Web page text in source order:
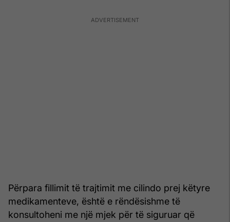
Përpara fillimit të trajtimit me cilindo prej këtyre
medikamenteve, është e rëndësishme të
konsultoheni me një mjek për të siguruar që